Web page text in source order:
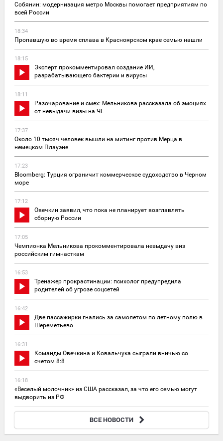
Собянин: модернизация метро Москвы помогает предприятиям по
всей России
18:34
Пропавшую во время сплава в Красноярском крае семью нашли
18:15
Эксперт прокомментировал создание ИИ,
разрабатывающего бактерии и вирусы
18:11
Разочарование и смех: Мельникова рассказала об эмоциях
от невыдачи визы на ЧЕ
17:37
Около 10 тысяч человек вышли на митинг против Мерца в
немецком Плауэне
17:23
Bloomberg: Турция ограничит коммерческое судоходство в Черном
море
17:12
Овечкин заявил, что пока не планирует возглавлять
сборную России
17:05
Чемпионка Мельникова прокомментировала невыдачу виз
российским гимнасткам
16:53
Тренажер прокрастинации: психолог предупредила
родителей об угрозе соцсетей
16:42
Две пассажирки гнались за самолетом по летному полю в
Шереметьево
16:31
Команды Овечкина и Ковальчука сыграли вничью со
счетом 8:8
16:18
«Веселый молочник» из США рассказал, за что его семью могут
выдворить из РФ
Доходность трехмесячных депозитов в России достигла 13,76%
ВСЕ НОВОСТИ